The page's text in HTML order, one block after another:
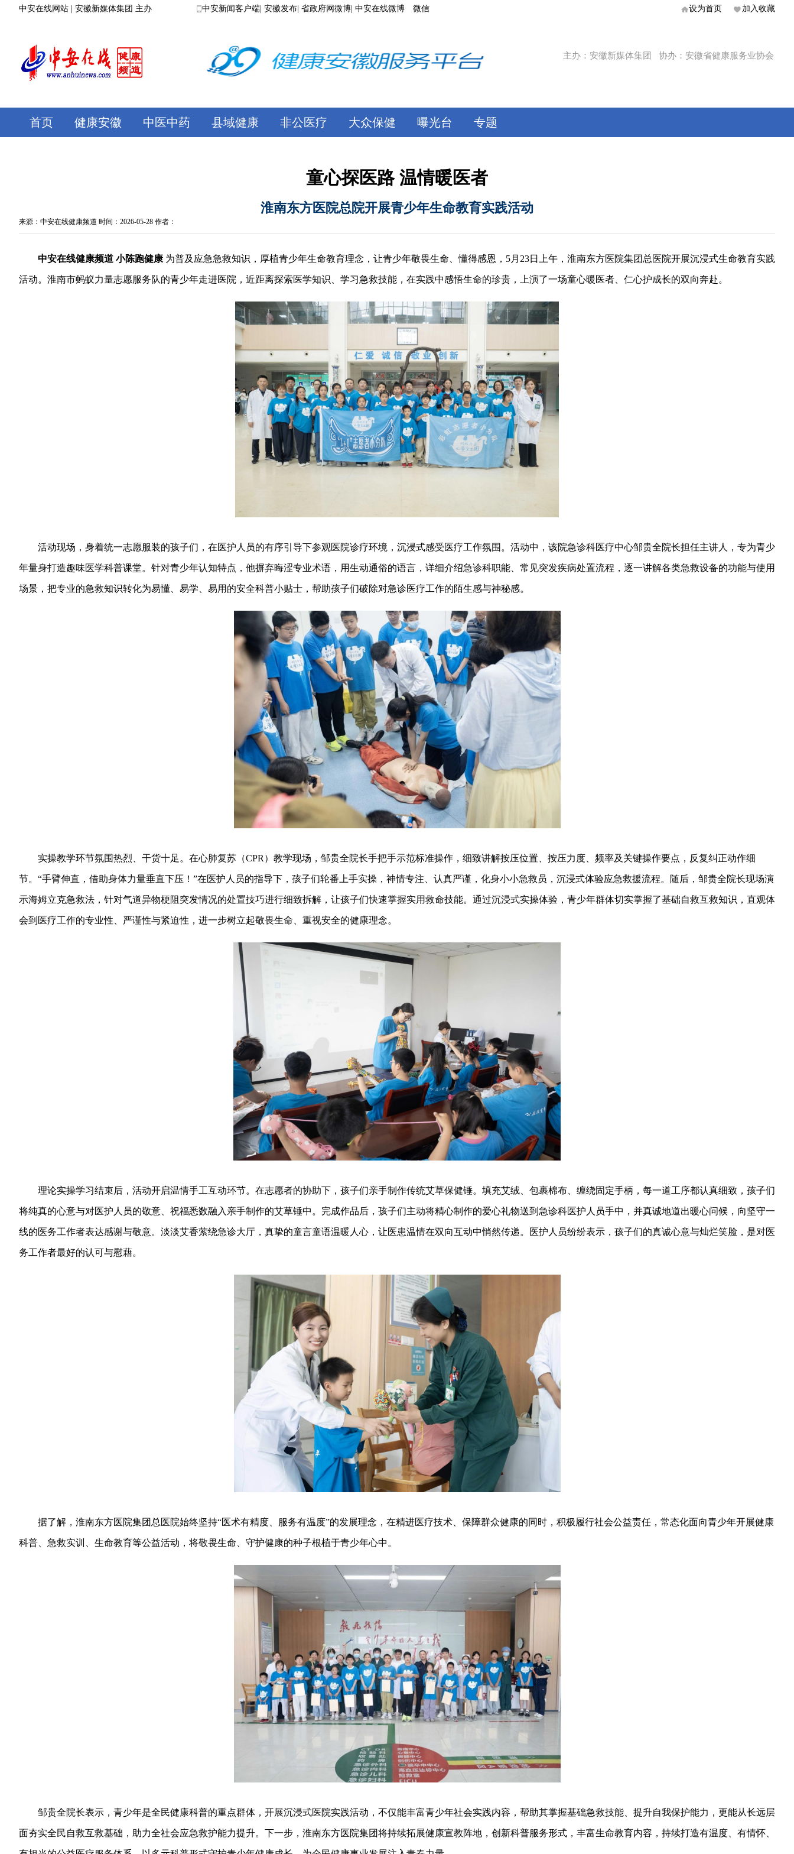
中安在线网站 安徽新媒体集团 主办 中安新闻客户端 安徽发布 省政府网微博 中安在线微博 微信 设为首页 加入收藏
主办：安徽新媒体集团 协办：安徽省健康服务业协会
首页 健康安徽 中医中药 县域健康 非公医疗 大众保健 曝光台 专题
童心探医路 温情暖医者
淮南东方医院总院开展青少年生命教育实践活动
来源： 中安在线健康频道 时间：2026-05-28 作者：
中安在线健康频道 小陈跑健康 为普及应急急救知识，厚植青少年生命教育理念，让青少年敬畏生命、懂得感恩，5月23日上午，淮南东方医院集团总医院开展沉浸式生命教育实践
活动。淮南市蚂蚁力量志愿服务队的青少年走进医院，近距离探索医学知识、学习急救技能，在实践中感悟生命的珍贵，上演了一场童心暖医者、仁心护成长的双向奔赴。
活动现场，身着统一志愿服装的孩子们，在医护人员的有序引导下参观医院诊疗环境，沉浸式感受医疗工作氛围。活动中，该院急诊科医疗中心邹贵全院长担任主讲人，专为青少
年量身打造趣味医学科普课堂。针对青少年认知特点，他摒弃晦涩专业术语，用生动通俗的语言，详细介绍急诊科职能、常见突发疾病处置流程，逐一讲解各类急救设备的功能与使用
场景，把专业的急救知识转化为易懂、易学、易用的安全科普小贴士，帮助孩子们破除对急诊医疗工作的陌生感与神秘感。
实操教学环节氛围热烈、干货十足。在心肺复苏（CPR）教学现场，邹贵全院长手把手示范标准操作，细致讲解按压位置、按压力度、频率及关键操作要点，反复纠正动作细
节。“手臂伸直，借助身体力量垂直下压！”在医护人员的指导下，孩子们轮番上手实操，神情专注、认真严谨，化身小小急救员，沉浸式体验应急救援流程。随后，邹贵全院长现场演
示海姆立克急救法，针对气道异物梗阻突发情况的处置技巧进行细致拆解，让孩子们快速掌握实用救命技能。通过沉浸式实操体验，青少年群体切实掌握了基础自救互救知识，直观体
会到医疗工作的专业性、严谨性与紧迫性，进一步树立起敬畏生命、重视安全的健康理念。
理论实操学习结束后，活动开启温情手工互动环节。在志愿者的协助下，孩子们亲手制作传统艾草保健锤。填充艾绒、包裹棉布、缠绕固定手柄，每一道工序都认真细致，孩子们
将纯真的心意与对医护人员的敬意、祝福悉数融入亲手制作的艾草锤中。完成作品后，孩子们主动将精心制作的爱心礼物送到急诊科医护人员手中，并真诚地道出暖心问候，向坚守一
线的医务工作者表达感谢与敬意。淡淡艾香萦绕急诊大厅，真挚的童言童语温暖人心，让医患温情在双向互动中悄然传递。医护人员纷纷表示，孩子们的真诚心意与灿烂笑脸，是对医
务工作者最好的认可与慰藉。
据了解，淮南东方医院集团总医院始终坚持“医术有精度、服务有温度”的发展理念，在精进医疗技术、保障群众健康的同时，积极履行社会公益责任，常态化面向青少年开展健康
科普、急救实训、生命教育等公益活动，将敬畏生命、守护健康的种子根植于青少年心中。
邹贵全院长表示，青少年是全民健康科普的重点群体，开展沉浸式医院实践活动，不仅能丰富青少年社会实践内容，帮助其掌握基础急救技能、提升自我保护能力，更能从长远层
面夯实全民自救互救基础，助力全社会应急救护能力提升。下一步，淮南东方医院集团将持续拓展健康宣教阵地，创新科普服务形式，丰富生命教育内容，持续打造有温度、有情怀、